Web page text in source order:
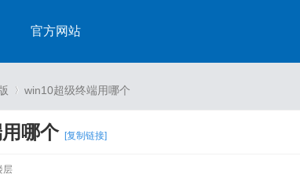
官方网站
win10超级终端用哪个
哪个 [复制链接]
层